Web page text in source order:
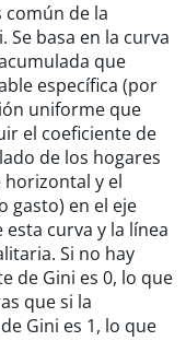
común de la
Se basa en la curva
que
específica (por
uniforme que
el coeficiente de
de los hogares
horizontal y el
gasto) en el eje
curva y la línea
Si no hay
de Gini es 0, lo que
que si la
Gini es 1, lo que